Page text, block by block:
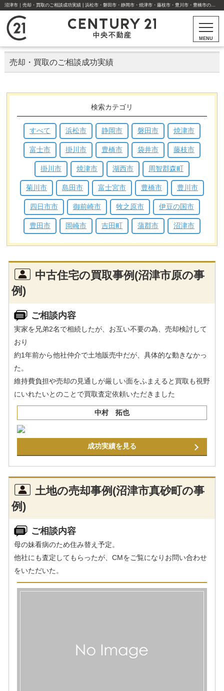
沼津市｜売却・買取のご相談成功実績 | 浜松市・磐田市・静岡市・焼津市・藤枝市・豊川市・豊橋市の不動産はセンチュリー21中央不動産
MENU
売却・買取のご相談成功実績
検索カテゴリ
すべて 浜松市 静岡市 磐田市 焼津市
富士市 掛川市 豊橋市 袋井市 藤枝市
掛川市 焼津市 湖西市 周智郡森町
菊川市 島田市 富士宮市 豊橋市 豊川市
四日市市 御前崎市 牧之原市 伊豆の国市
豊田市 岡崎市 吉田町 蒲郡市 沼津市
中古住宅の買取事例(沼津市原の事
例)
ご相談内容
実家を兄弟2名で相続したが、お互い不要の為、売却検討して
おり
約1年前から他社仲介で土地販売中だが、具体的な動きなかっ
た。
維持費負担や売却の見通しが厳しい面をふまえると買取も視野
にいれたいとのことで買取査定依頼いただきました
中村 拓也
成功実績を見る
土地の売却事例(沼津市真砂町の事
例)
ご相談内容
母の妹看病のため住み替え予定。
他社にも査定してもらったが、CMをご覧になりお問い合わせ
をいただいた。